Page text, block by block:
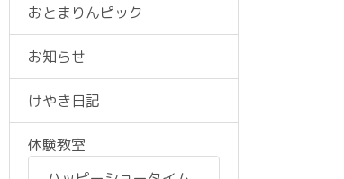
おとまりんピック
お知らせ
けやき日記
体験教室